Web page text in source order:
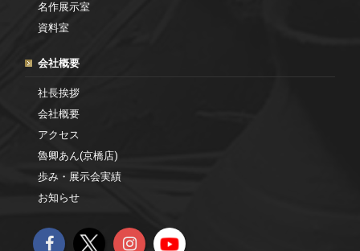
名作展示室
資料室
会社概要
社長挨拶
会社概要
アクセス
魯卿あん(京橋店)
歩み・展示会実績
お知らせ